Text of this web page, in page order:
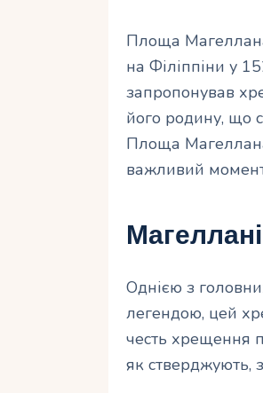
Площа
на Філіппіни у
запропонував
його родину, що
Площа
важливий момент
Однією з
легендою, цей
честь хрещення
як стверджують,